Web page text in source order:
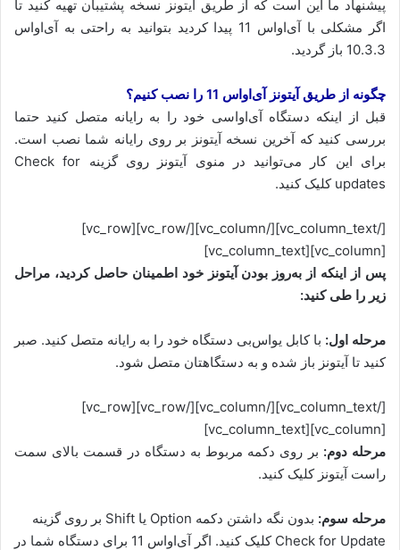
پیشنهاد ما این است که از طریق آیتونز نسخه پشتیبان تهیه کنید تا
اگر مشکلی با آی‌او‌اس 11 پیدا کردید بتوانید به راحتی به آی‌او‌اس
10.3.3 باز گردید.
چگونه از طریق آیتونز آی‌او‌اس 11 را نصب کنیم؟
قبل از اینکه دستگاه آی‌او‌اسی خود را به رایانه متصل کنید حتما
بررسی کنید که آخرین نسخه آیتونز بر روی رایانه شما نصب است.
برای این کار می‌توانید در منوی آیتونز روی گزینه Check for
updates کلیک کنید.
[/vc_column_text][/vc_column][/vc_row][vc_row]
[vc_column][vc_column_text]
پس از اینکه از به‌روز بودن آیتونز خود اطمینان حاصل کردید، مراحل
زیر را طی کنید:
مرحله اول: با کابل یو‌اس‌بی دستگاه خود را به رایانه متصل کنید. صبر
کنید تا آیتونز باز شده و به دستگاهتان متصل شود.
[/vc_column_text][/vc_column][/vc_row][vc_row]
[vc_column][vc_column_text]
مرحله دوم: بر روی دکمه مربوط به دستگاه در قسمت بالای سمت
راست آیتونز کلیک کنید.
مرحله سوم:
بدون نگه داشتن دکمه Option یا Shift بر روی گزینه
Check for Update کلیک کنید. اگر آی‌او‌اس 11 برای دستگاه شما در